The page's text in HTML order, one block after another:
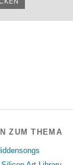
ZUM THEMA